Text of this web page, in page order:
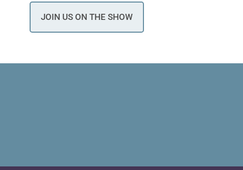
JOIN US ON THE SHOW